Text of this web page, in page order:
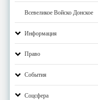
Всевеликое Войско Донское
Информация
Право
События
Соцсфера